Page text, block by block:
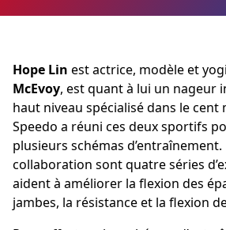
Hope Lin est actrice, modèle et
McEvoy, est quant à lui un nageur
haut niveau spécialisé dans le cent
Speedo a réuni ces deux sportifs
plusieurs schémas
collaboration sont quatre séries
aident à améliorer la flexion des
jambes, la résistance et la flexion